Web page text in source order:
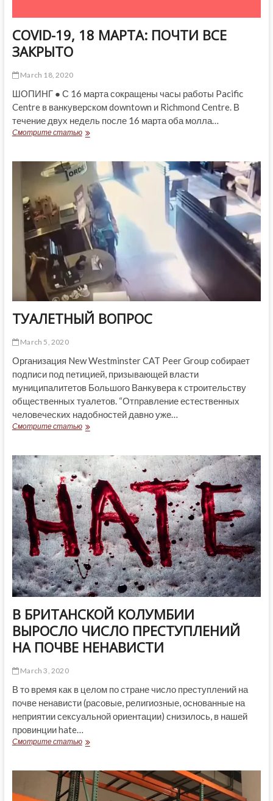
COVID-19, 18 МАРТА: ПОЧТИ ВСЕ
ЗАКРЫТО
March 18, 2020
ШОПИНГ ● С 16 марта сокращены часы работы Pacific
Centre в ванкуверском downtown и Richmond Centre. В
течение двух недель после 16 марта оба молла…
Смотрите статьюCOVID-
МАРТА:
ПОЧТИ
ВСЕ
ЗАКРЫТО
ТУАЛЕТНЫЙ ВОПРОС
March 5, 2020
Организация New Westminster CAT Peer Group собирает
подписи под петицией, призывающей власти
муниципалитетов Большого Ванкувера к строительству
общественных туалетов. “Отправление естественных
человеческих надобностей давно уже…
Смотрите статьюТУАЛЕТНЫЙ
В БРИТАНСКОЙ КОЛУМБИИ
ВЫРОСЛО ЧИСЛО ПРЕСТУПЛЕНИЙ
НА ПОЧВЕ НЕНАВИСТИ
March 3, 2020
В то время как в целом по стране число преступлений на
почве ненависти (расовые, религиозные, основанные на
неприятии сексуальной ориентации) снизилось, в нашей
провинции hate…
Смотрите статьюВ
ВЫРОСЛО
ЧИСЛО
ПРЕСТУПЛЕНИЙ